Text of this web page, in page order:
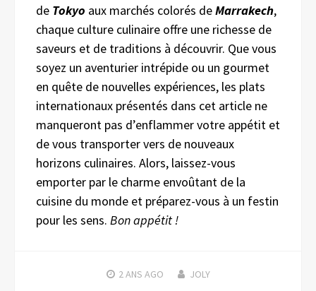
de Tokyo aux marchés colorés deMarrakech,
chaque culture culinaire offre une richesse de
saveurs et de traditions à découvrir. Que vous
soyez un aventurier intrépide ou un gourmet
en quête de nouvelles expériences, les plats
internationaux présentés dans cet article ne
manqueront pas d’enflammer votre appétit et
de vous transporter vers de nouveaux
horizons culinaires. Alors, laissez-vous
emporter par le charme envoûtant de la
cuisine du monde et préparez-vous à un festin
pour les sens. Bon appétit !
2 ANS AGO JOLY